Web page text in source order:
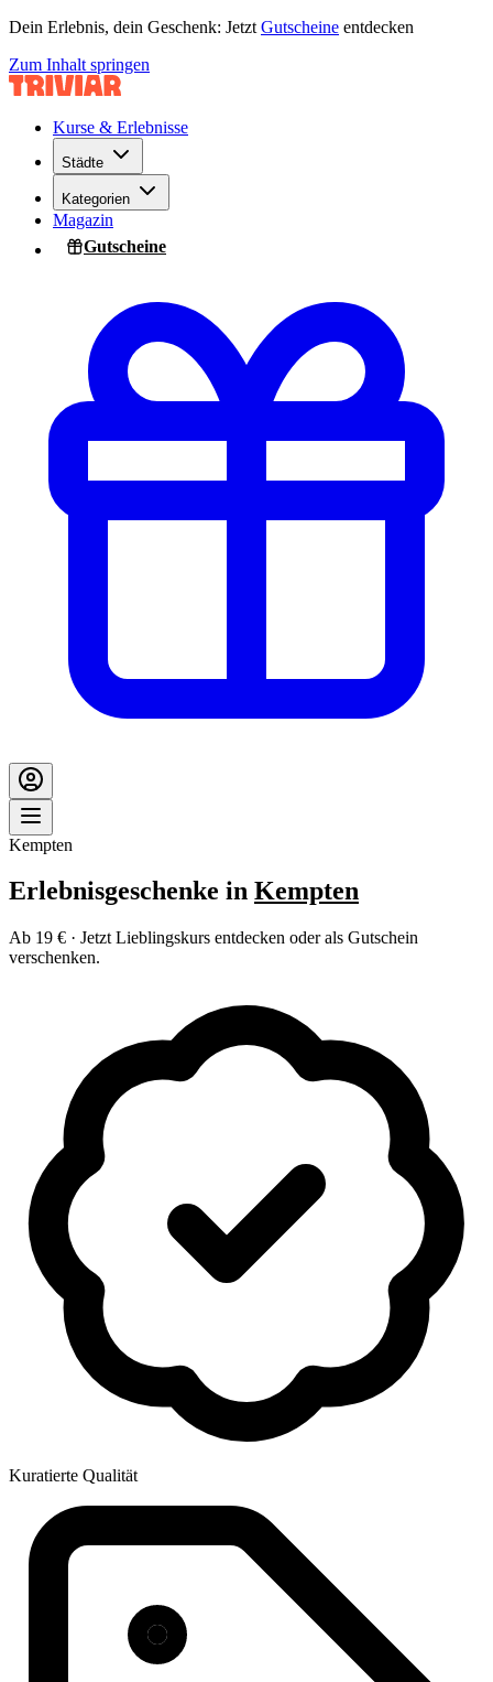
Dein Erlebnis, dein Geschenk: Jetzt Gutscheine entdecken
Zum Inhalt springen
Kurse & Erlebnisse
Städte
Kategorien
Magazin
Gutscheine
Kempten
Erlebnisgeschenke in Kempten
Ab 19 € · Jetzt Lieblingskurs entdecken oder als Gutschein
verschenken.
Kuratierte Qualität